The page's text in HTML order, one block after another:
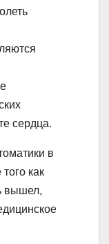
сердца.
в
как
вышел,